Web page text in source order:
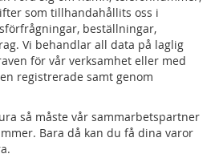
som tillhandahållits oss i
beställningar,
Vi behandlar all data på laglig
för vår verksamhet eller med
registrerade samt genom
så måste vår sammarbetspartner
Bara då kan du få dina varor